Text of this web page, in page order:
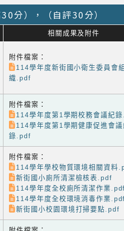
分），（自評30分）
相關成果及附件
附件檔案：
114學年度新街國小衛生委員會組
織.pdf
附件檔案：
114學年度第1學期校務會議紀
114學年度第1學期健康促進會議
錄.pdf
附件檔案：
114學年學校物質環境相關資料
新街國小廁所清潔檢核表.pdf
114學年度全校廁所清潔作業.pdf
114學年度全校環境消毒作業.pdf
新街國小校園環境打掃要點.pdf